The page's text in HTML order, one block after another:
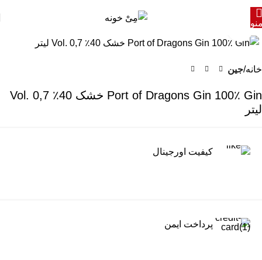
خانه جین
Port of Dragons Gin 100٪ Gin خشک 40٪ Vol. 0,7
لیتر
کیفیت اورجینال
پرداخت ایمن